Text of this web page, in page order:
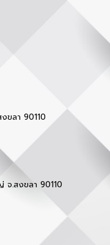
ขลา 90110
จ.สงขลา 90110